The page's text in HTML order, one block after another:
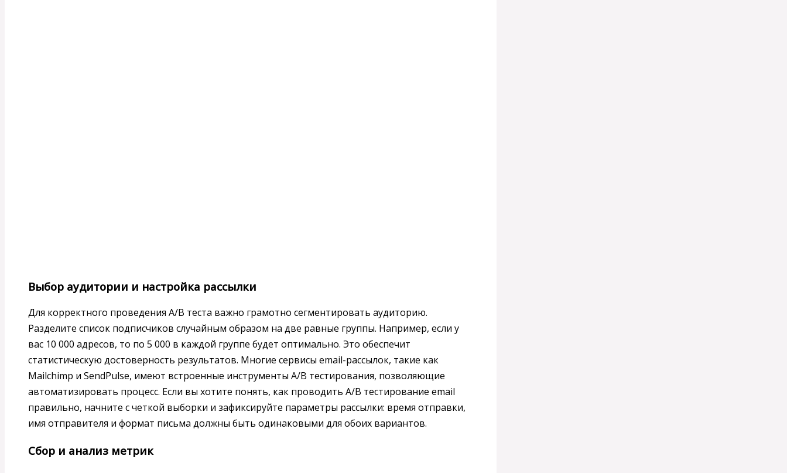
Выбор аудитории и настройка рассылки
Для корректного проведения A/B теста важно грамотно сегментировать аудиторию.
Разделите список подписчиков случайным образом на две равные группы. Например, если у
вас 10 000 адресов, то по 5 000 в каждой группе будет оптимально. Это обеспечит
статистическую достоверность результатов. Многие сервисы email-рассылок, такие как
Mailchimp и SendPulse, имеют встроенные инструменты A/B тестирования, позволяющие
автоматизировать процесс. Если вы хотите понять, как проводить A/B тестирование email
правильно, начните с четкой выборки и зафиксируйте параметры рассылки: время отправки,
имя отправителя и формат письма должны быть одинаковыми для обоих вариантов.
Сбор и анализ метрик